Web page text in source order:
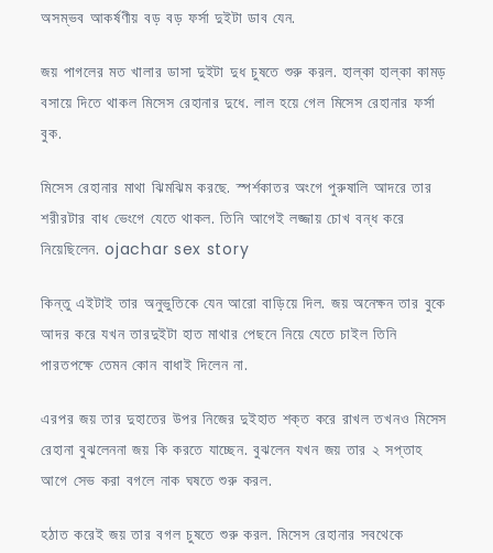
অসম্ভব আকর্ষণীয় বড় বড় ফর্সা দুইটা ডাব যেন.
জয় পাগলের মত খালার ডাসা দুইটা দুধ চুষতে শুরু করল. হাল্কা হাল্কা কামড়
বসায়ে দিতে থাকল মিসেস রেহানার দুধে. লাল হয়ে গেল মিসেস রেহানার ফর্সা
বুক.
মিসেস রেহানার মাথা ঝিমঝিম করছে. স্পর্শকাতর অংগে পুরুষালি আদরে তার
শরীরটার বাধ ভেংগে যেতে থাকল. তিনি আগেই লজ্জায় চোখ বন্ধ করে
নিয়েছিলেন. ojachar sex story
কিন্তু এইটাই তার অনুভুতিকে যেন আরো বাড়িয়ে দিল. জয় অনেক্ষন তার বুকে
আদর করে যখন তারদুইটা হাত মাথার পেছনে নিয়ে যেতে চাইল তিনি
পারতপক্ষে তেমন কোন বাধাই দিলেন না.
এরপর জয় তার দুহাতের উপর নিজের দুইহাত শক্ত করে রাখল তখনও মিসেস
রেহানা বুঝলেননা জয় কি করতে যাচ্ছেন. বুঝলেন যখন জয় তার ২ সপ্তাহ
আগে সেভ করা বগলে নাক ঘষতে শুরু করল.
হঠাত করেই জয় তার বগল চুষতে শুরু করল. মিসেস রেহানার সবথেকে